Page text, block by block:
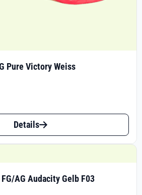
Pure Victory Weiss
Details
FG/AG Audacity Gelb F03